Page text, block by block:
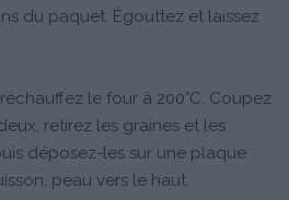
du paquet. Égouttez et laissez
le four à 200°C. Coupez
retirez les graines et les
déposez-les sur une plaque
peau vers le haut.